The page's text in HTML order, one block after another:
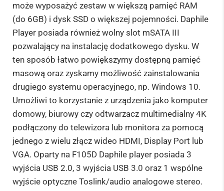
może wyposażyć zestaw w większą pamięć RAM
(do 6GB) i dysk SSD o większej pojemności. Daphile
Player posiada również wolny slot mSATA III
pozwalający na instalację dodatkowego dysku. W
ten sposób łatwo powiększymy dostępną pamięć
masową oraz zyskamy możliwość zainstalowania
drugiego systemu operacyjnego, np. Windows 10.
Umożliwi to korzystanie z urządzenia jako komputer
domowy, biurowy czy odtwarzacz multimedialny 4K
podłączony do telewizora lub monitora za pomocą
jednego z wielu złącz wideo HDMI, Display Port lub
VGA. Oparty na F105D Daphile player posiada 3
wyjścia USB 2.0, 3 wyjścia USB 3.0 oraz 1 wspólne
wyjście optyczne Toslink/audio analogowe stereo.